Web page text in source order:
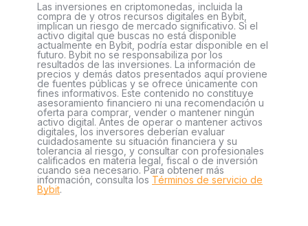
Las inversiones en criptomonedas, incluida la
compra de y otros recursos digitales en Bybit,
implican un riesgo de mercado significativo. Si el
activo digital que buscas no está disponible
actualmente en Bybit, podría estar disponible en el
futuro. Bybit no se responsabiliza por los
resultados de las inversiones. La información de
precios y demás datos presentados aquí proviene
de fuentes públicas y se ofrece únicamente con
fines informativos. Este contenido no constituye
asesoramiento financiero ni una recomendación u
oferta para comprar, vender o mantener ningún
activo digital. Antes de operar o mantener activos
digitales, los inversores deberían evaluar
cuidadosamente su situación financiera y su
tolerancia al riesgo, y consultar con profesionales
calificados en materia legal, fiscal o de inversión
cuando sea necesario. Para obtener más
información, consulta los Términos de servicio de
Bybit.